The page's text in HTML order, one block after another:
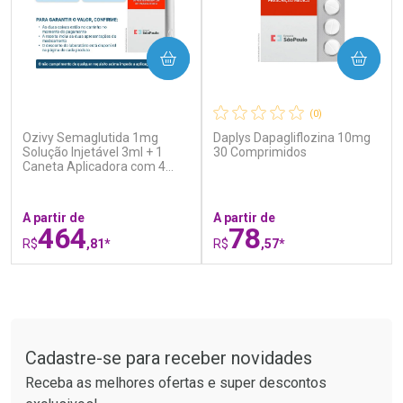
Ativar Desconto
Por R$ 17,59/cada
Comprar sem Desconto
Ativar Desconto
Por R$ 60,74/cada
Ozivy Semaglutida 1mg
Solução Injetável 3ml + 1
Caneta Aplicadora com 4
A partir de
R$464,81*
COMPRAR
(0)
Daplys Dapagliflozina 10mg
30 Comprimidos
A partir de
R$78,57*
COMPRAR
Cadastre-se para receber novidades
Receba as melhores ofertas e super descontos